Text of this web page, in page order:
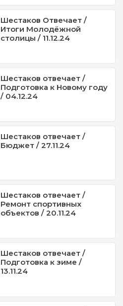
Шестаков Отвечает /
Итоги Молодёжной
столицы / 11.12.24
Шестаков отвечает /
Подготовка к Новому году
/ 04.12.24
Шестаков отвечает /
Бюджет / 27.11.24
Шестаков отвечает /
Ремонт спортивных
объектов / 20.11.24
Шестаков отвечает /
Подготовка к зиме /
13.11.24